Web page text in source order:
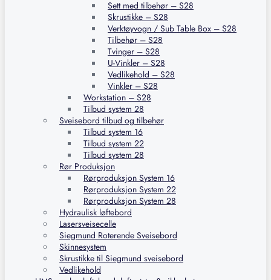
Sett med tilbehør – S28
Skrustikke – S28
Verktøyvogn / Sub Table Box – S28
Tilbehør – S28
Tvinger – S28
U-Vinkler – S28
Vedlikehold – S28
Vinkler – S28
Workstation – S28
Tilbud system 28
Sveisebord tilbud og tilbehør
Tilbud system 16
Tilbud system 22
Tilbud system 28
Rør Produksjon
Rørproduksjon System 16
Rørproduksjon System 22
Rørproduksjon System 28
Hydraulisk løftebord
Lasersveisecelle
Siegmund Roterende Sveisebord
Skinnesystem
Skrustikke til Siegmund sveisebord
Vedlikehold